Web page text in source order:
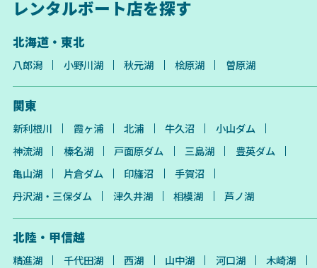
レンタルボート店を探す
北海道・東北
八郎潟 小野川湖 秋元湖 桧原湖 曽原湖
関東
新利根川 霞ヶ浦 北浦 牛久沼
小山ダム
神流湖
榛名湖 戸面原ダム 三島湖
豊英ダム
亀山湖
片倉ダム 印旛沼
手賀沼
丹沢湖・三保ダム
津久井湖 相模湖 芦ノ湖
北陸・甲信越
精進湖 千代田湖 西湖 山中湖 河口湖
木崎湖